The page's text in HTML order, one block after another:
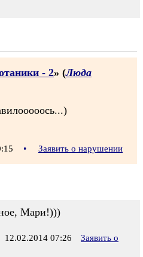
- 2» (Люда
• Заявить о нарушении
Мари!)))
12.02.2014 07:26
Заявить о